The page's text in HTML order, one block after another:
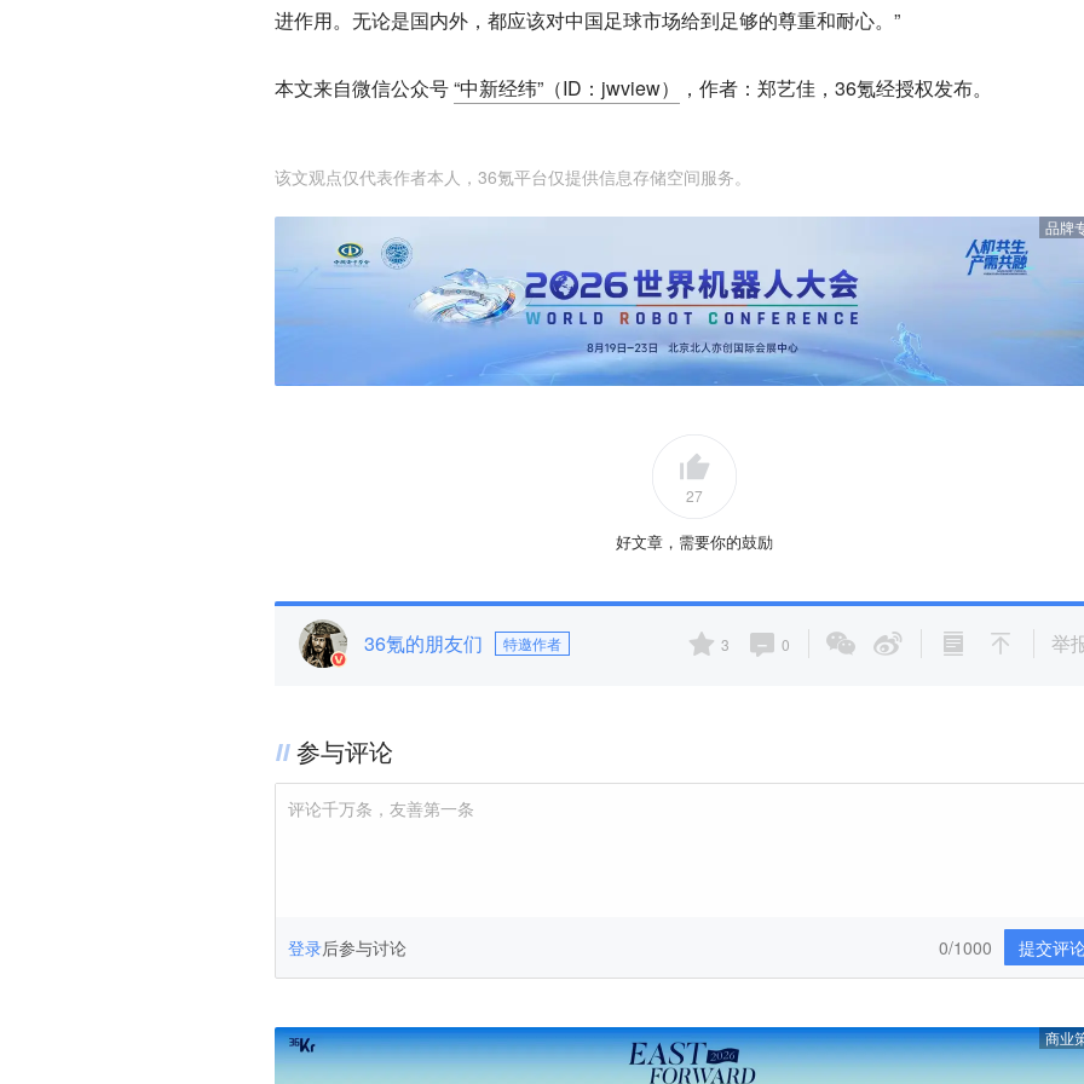
进作用。无论是国内外，都应该对中国足球市场给到足够的尊重和耐心。”
本文来自微信公众号“中新经纬”（ID：jwview） ，作者：郑艺佳，36氪经授权发布。
该文观点仅代表作者本人，36氪平台仅提供信息存储空间服务。
品牌
27
好文章，需要你的鼓励
36氪的朋友们 特邀作者 3 0 举
参与评论
评论千万条，友善第一条
登录后参与讨论 提交评
0/1000
商业